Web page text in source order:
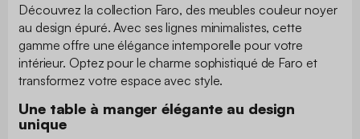
Découvrez la collection Faro, des meubles couleur noyer
au design épuré. Avec ses lignes minimalistes, cette
gamme offre une élégance intemporelle pour votre
intérieur. Optez pour le charme sophistiqué de Faro et
transformez votre espace avec style.
Une table à manger élégante au design
unique